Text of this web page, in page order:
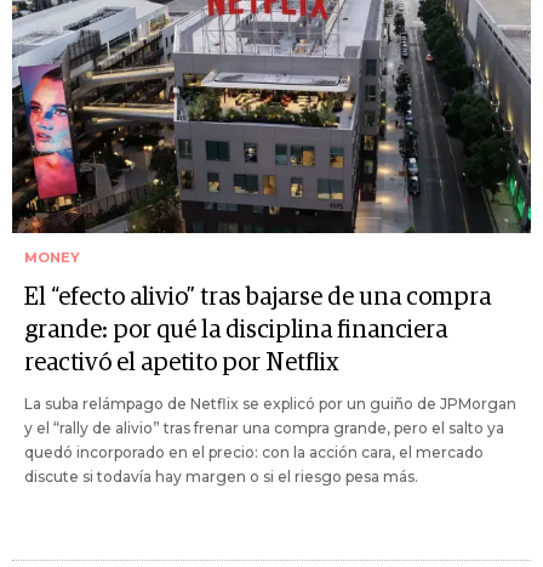
MONEY
El “efecto alivio” tras bajarse de una compra
grande: por qué la disciplina financiera
reactivó el apetito por Netflix
La suba relámpago de Netflix se explicó por un guiño de JPMorgan
y el “rally de alivio” tras frenar una compra grande, pero el salto ya
quedó incorporado en el precio: con la acción cara, el mercado
discute si todavía hay margen o si el riesgo pesa más.